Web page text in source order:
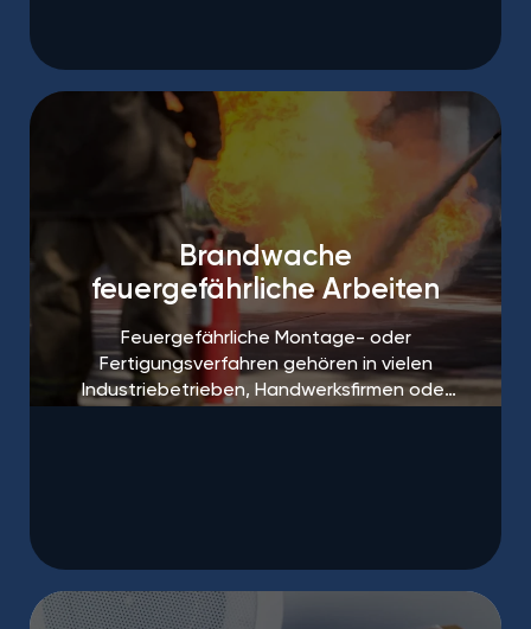
Brandwache
feuergefährliche Arbeiten
Feuergefährliche Montage- oder
Fertigungsverfahren gehören in vielen
Industriebetrieben, Handwerksfirmen oder